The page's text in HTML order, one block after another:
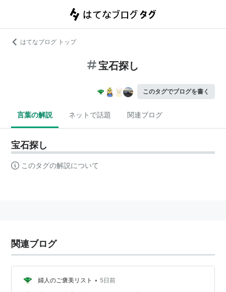
はてなブログ トップ
宝石探し
このタグでブログを書く
言葉の解説 ネットで話題 関連ブログ
宝石探し
このタグの解説について
関連ブログ
婦人のご褒美リスト • 5日前